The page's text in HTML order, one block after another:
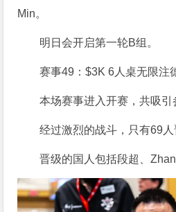
Min。
明日会开启第一轮B组。
赛事49：$3K 6人桌无限注
本场赛事进入开赛，共吸引
经过激烈的战斗，只有69人
晋级的国人包括段超、